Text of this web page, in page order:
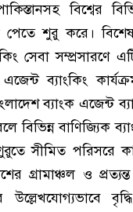
বিশ্বের
পেতে শুরু করে।
সেবা সম্প্রসারণে
এজেন্ট ব্যাংকিং
ব্যাংক এজেন্ট
বিভিন্ন বাণিজ্যিক
সীমিত পরিসরে
গ্রামাঞ্চল ও
উল্লেখযোগ্যভাবে